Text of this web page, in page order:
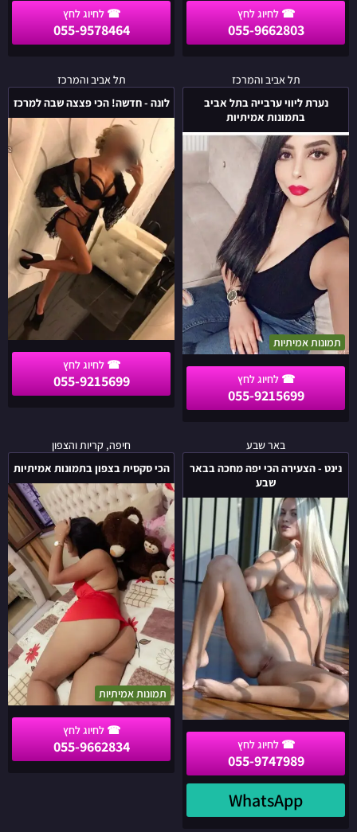
055-9662803
055-9578464
תל אביב והמרכז
נערת ליווי ערבייה בתל אביב
בתמונות אמיתיות
תמונות אמיתיות
055-9215699
נערת
ליווי
ערבייה
בתל
אביב
בתמונות
אמיתיות
תל אביב והמרכז
לונה - חדשה! הכי פצצה שבה למרכז
055-9215699
לונה
-
חדשה!
הכי
פצצה
שבה
למרכז
באר שבע
נינט - הצעירה הכי יפה מחכה בבאר
שבע
055-9747989
WhatsApp
נינט
-
הצעירה
הכי
יפה
מחכה
בבאר
שבע
חיפה, קריות והצפון
הכי סקסית בצפון בתמונות אמיתיות
תמונות אמיתיות
055-9662834
הכי
סקסית
בצפון
בתמונות
אמיתיות